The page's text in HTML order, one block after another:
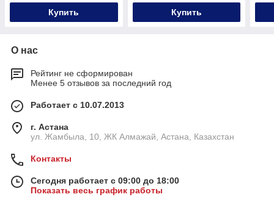
Купить Купить
О нас
Рейтинг не сформирован
Менее 5 отзывов за последний год
Работает с 10.07.2013
г. Астана
ул. Жамбыла, 10, ЖК Алмажай, Астана, Казахстан
Контакты
Сегодня работает с 09:00 до 18:00
Показать весь график работы